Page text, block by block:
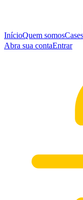
InícioQuem somosCases
Abra sua contaEntrar